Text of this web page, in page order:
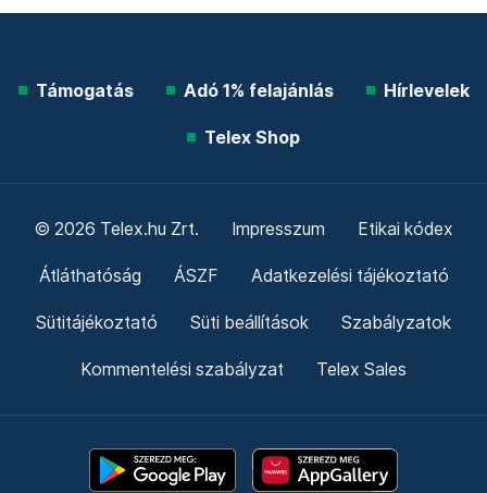
Támogatás Adó 1% felajánlás Hírlevelek
Telex Shop
© 2026 Telex.hu Zrt. Impresszum Etikai kódex
Átláthatóság ÁSZF Adatkezelési tájékoztató
Sütitájékoztató Süti beállítások Szabályzatok
Kommentelési szabályzat Telex Sales